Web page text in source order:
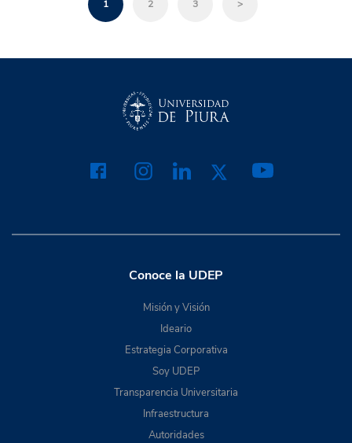
1 2 3 >
Conoce la UDEP
Misión y Visión
Ideario
Estrategia Corporativa
Soy UDEP
Transparencia Universitaria
Infraestructura
Autoridades